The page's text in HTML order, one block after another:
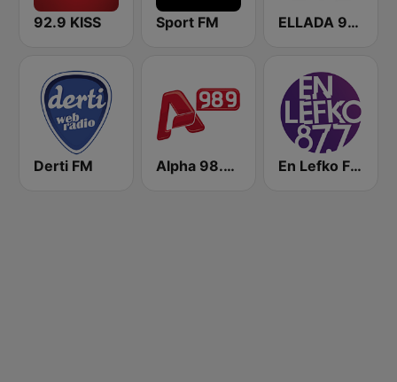
92.9 KISS Sport FM ELLADA 94.3 FM
Derti FM Alpha 98.9 FM En Lefko FM (εν λευκω)